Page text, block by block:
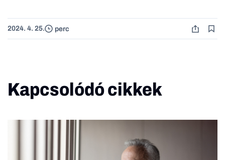
2024. 4. 25. perc
Kapcsolódó cikkek